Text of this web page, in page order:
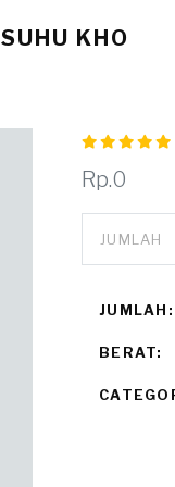
SUHU KHO
Rp.0
JUMLAH
JUMLAH:
BERAT: